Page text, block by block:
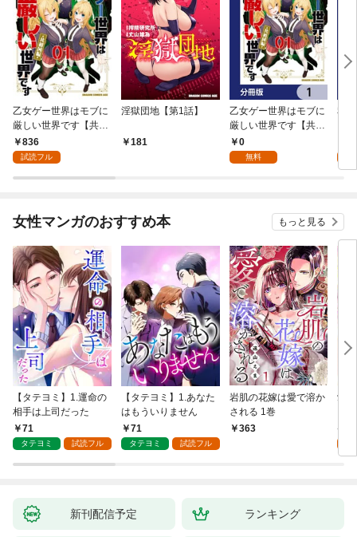
乙女ゲー世界はモブに
厳しい世界です【共和
国編】 ０１
836
試読フル
淫獄団地【第1話】
181
乙女ゲー世界はモブに
厳しい世界です【共和
国編】【分冊版】 1
0
無料
私
を
版
女性マンガのおすすめ本 もっと見る
【タテヨミ】1.運命の
相手は上司だった
71
タテヨミ 試読フル
【タテヨミ】1.あなた
はもういりません
71
タテヨミ 試読フル
岩肌の花嫁は愛で溶か
される 1巻
363
愛
新刊配信予定 ランキング